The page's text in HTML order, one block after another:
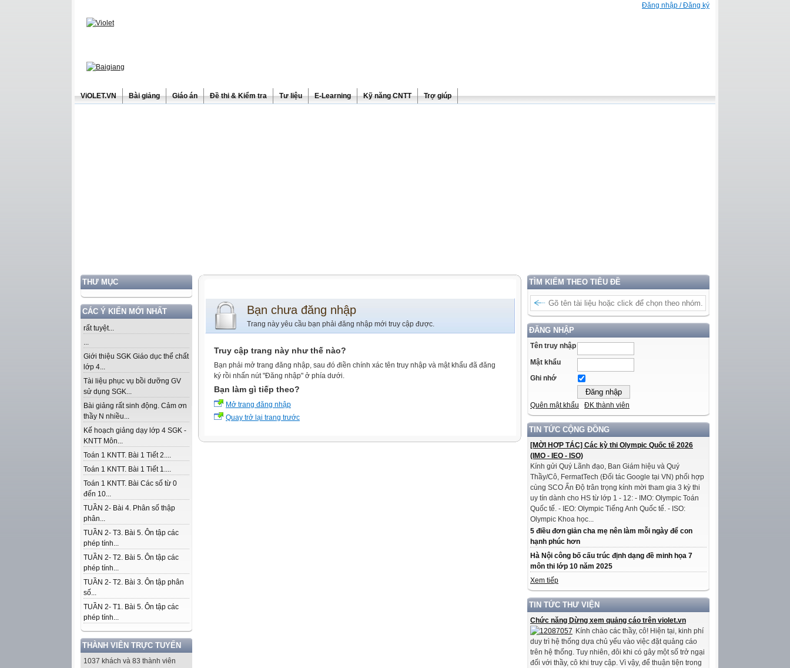
Đăng nhập / Đăng ký
ViOLET.VN Bài giảng Giáo án Đề thi & Kiểm tra Tư liệu E-Learning Kỹ năng CNTT Trợ giúp
THƯ MỤC
CÁC Ý KIẾN MỚI NHẤT
rất tuyệt...
...
Giới thiệu SGK Giáo dục thể chất
lớp 4...
Tài liệu phục vụ bồi dưỡng GV
sử dụng SGK...
Bài giảng rất sinh động. Cảm ơn
thầy N nhiều...
Kế hoạch giảng dạy lớp 4 SGK -
KNTT Môn...
Toán 1 KNTT. Bài 1 Tiết 2....
Toán 1 KNTT. Bài 1 Tiết 1....
Toán 1 KNTT. Bài Các số từ 0
đến 10...
TUẦN 2- Bài 4. Phân số thập
phân...
TUẦN 2- T3. Bài 5. Ôn tập các
phép tính...
TUẦN 2- T2. Bài 5. Ôn tập các
phép tính...
TUẦN 2- T2. Bài 3. Ôn tập phân
số...
TUẦN 2- T1. Bài 5. Ôn tập các
phép tính...
THÀNH VIÊN TRỰC TUYẾN
1037 khách và 83 thành viên
TÌM KIẾM THEO TIÊU ĐỀ
ĐĂNG NHẬP
Tên truy nhập
Mật khẩu
Ghi nhớ
Quên mật khẩu ĐK thành viên
TIN TỨC CỘNG ĐỒNG
[MỜI HỢP TÁC] Các kỳ thi Olympic Quốc tế 2026
(IMO - IEO - ISO)
Kính gửi Quý Lãnh đạo, Ban Giám hiệu và Quý
Thầy/Cô, FermatTech (Đối tác Google tại VN) phối hợp
cùng SCO Ấn Độ trân trọng kính mời tham gia 3 kỳ thi
uy tín dành cho HS từ lớp 1 - 12: - IMO: Olympic Toán
Quốc tế. - IEO: Olympic Tiếng Anh Quốc tế. - ISO:
Olympic Khoa học...
5 điều đơn giản cha mẹ nên làm mỗi ngày để con
hạnh phúc hơn
Hà Nội công bố cấu trúc định dạng đề minh họa 7
môn thi lớp 10 năm 2025
Xem tiếp
TIN TỨC THƯ VIỆN
Chức năng Dừng xem quảng cáo trên violet.vn
Kính chào các thầy, cô! Hiện tại, kinh phí
duy trì hệ thống dựa chủ yếu vào việc đặt quảng cáo
trên hệ thống. Tuy nhiên, đôi khi có gây một số trở ngại
đối với thầy, cô khi truy cập. Vì vậy, để thuận tiện trong
Bạn chưa đăng nhập
Trang này yêu cầu bạn phải đăng nhập mới truy cập được.
Truy cập trang này như thế nào?
Bạn phải mở trang đăng nhập, sau đó điền chính xác tên truy nhập và mật khẩu đã đăng
ký rồi nhấn nút "Đăng nhập" ở phía dưới.
Bạn làm gì tiếp theo?
Mở trang đăng nhập
Quay trở lại trang trước